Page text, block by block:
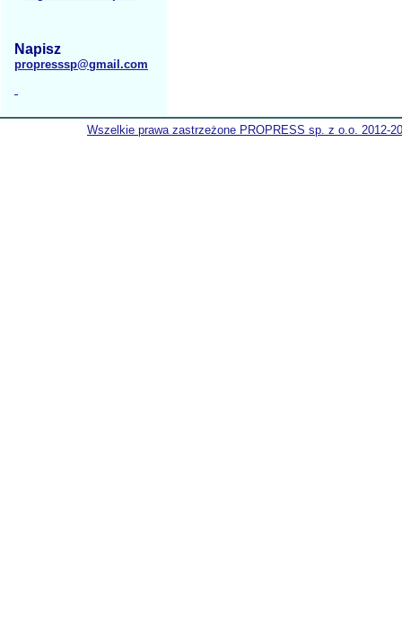
Napisz
propresssp@gmail.com
Wszelkie prawa zastrzeżone PROPRESS sp. z o.o. 2012-